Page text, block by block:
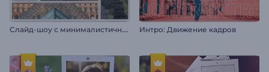
С
лайд-шоу с минималистичными рамками Интро: Движение кадров